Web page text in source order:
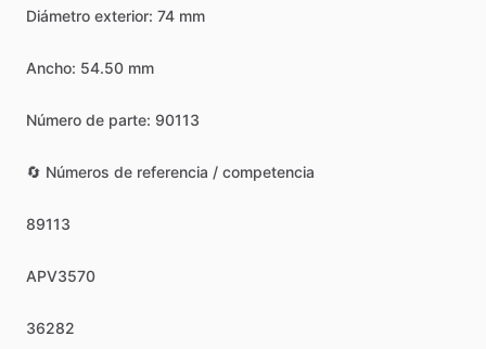
Diámetro exterior: 74 mm
Ancho: 54.50 mm
Número de parte: 90113
🔄 Números de referencia ​/​ competencia
89113
APV3570
36282